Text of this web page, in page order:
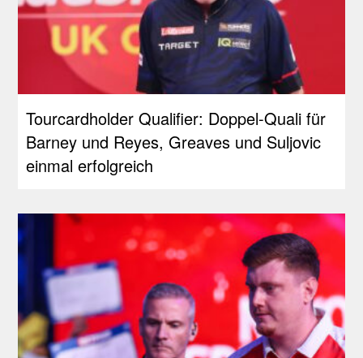
Tourcardholder Qualifier: Doppel-Quali für
Barney und Reyes, Greaves und Suljovic
einmal erfolgreich